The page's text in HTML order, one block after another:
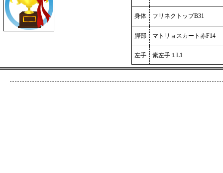
身体 フリネクトップB31
脚部 マトリョスカート赤F14
左手 素左手１L1